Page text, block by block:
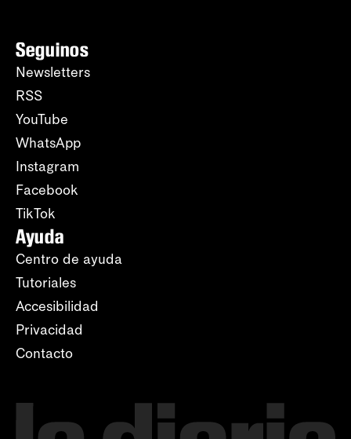
Seguinos
Newsletters
RSS
YouTube
WhatsApp
Instagram
Facebook
TikTok
Ayuda
Centro de ayuda
Tutoriales
Accesibilidad
Privacidad
Contacto